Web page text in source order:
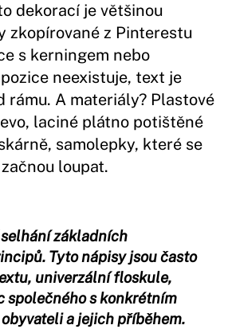
dekorací je většinou
zkopírované z Pinterestu
s kerningem nebo
neexistuje, text je
rámu. A materiály? Plastové
laciné plátno potištěné
samolepky, které se
loupat.
základních
Tyto nápisy jsou často
univerzální floskule,
společného s konkrétním
a jejich příběhem.